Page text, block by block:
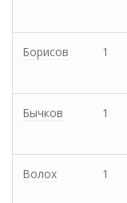
Борисов 1
Бычков 1
Волох 1